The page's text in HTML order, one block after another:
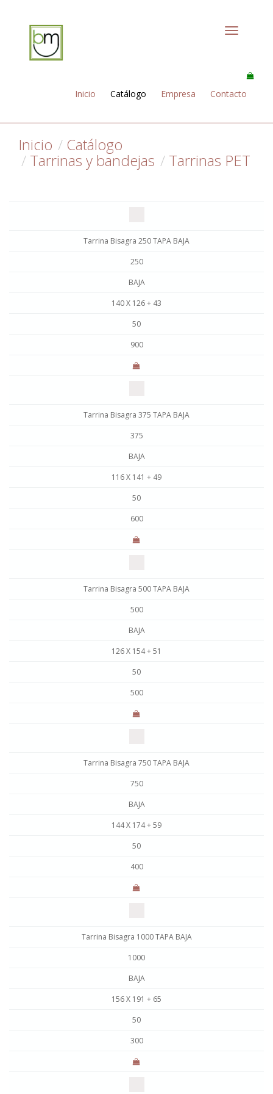
Toggle
Inicio Catálogo Empresa Contacto
Inicio Catálogo
Tarrinas y bandejas Tarrinas PET
Tarrina Bisagra 250 TAPA BAJA
250
BAJA
140 X 126 + 43
50
900
Tarrina Bisagra 375 TAPA BAJA
375
BAJA
116 X 141 + 49
50
600
Tarrina Bisagra 500 TAPA BAJA
500
BAJA
126 X 154 + 51
50
500
Tarrina Bisagra 750 TAPA BAJA
750
BAJA
144 X 174 + 59
50
400
Tarrina Bisagra 1000 TAPA BAJA
1000
BAJA
156 X 191 + 65
50
300